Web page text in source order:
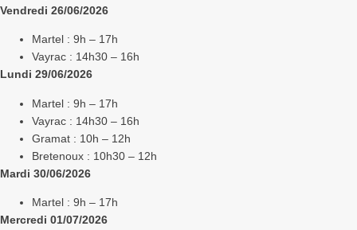
Vendredi 26/06/2026
Martel : 9h – 17h
Vayrac : 14h30 – 16h
Lundi 29/06/2026
Martel : 9h – 17h
Vayrac : 14h30 – 16h
Gramat : 10h – 12h
Bretenoux : 10h30 – 12h
Mardi 30/06/2026
Martel : 9h – 17h
Mercredi 01/07/2026